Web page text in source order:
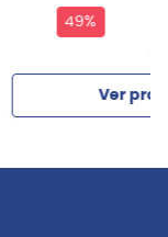
49%
Ver